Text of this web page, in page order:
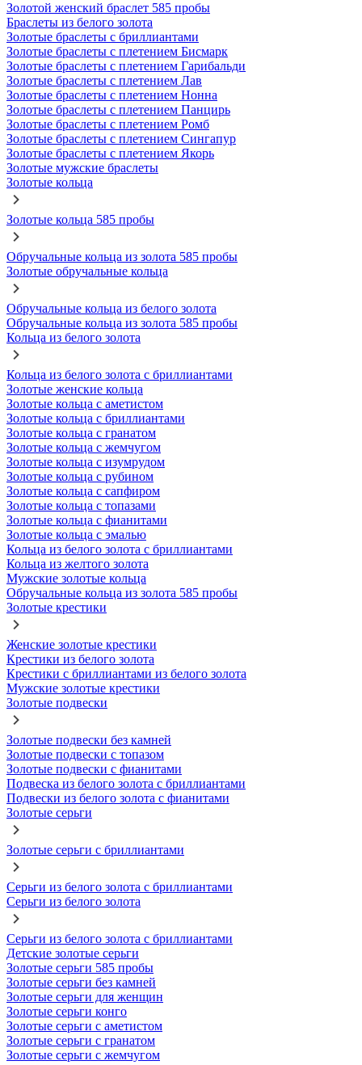
Золотой женский браслет 585 пробы
Браслеты из белого золота
Золотые браслеты с бриллиантами
Золотые браслеты с плетением Бисмарк
Золотые браслеты с плетением Гарибальди
Золотые браслеты с плетением Лав
Золотые браслеты с плетением Нонна
Золотые браслеты с плетением Панцирь
Золотые браслеты с плетением Ромб
Золотые браслеты с плетением Сингапур
Золотые браслеты с плетением Якорь
Золотые мужские браслеты
Золотые кольца
Золотые кольца 585 пробы
Обручальные кольца из золота 585 пробы
Золотые обручальные кольца
Обручальные кольца из белого золота
Обручальные кольца из золота 585 пробы
Кольца из белого золота
Кольца из белого золота с бриллиантами
Золотые женские кольца
Золотые кольца с аметистом
Золотые кольца с бриллиантами
Золотые кольца с гранатом
Золотые кольца с жемчугом
Золотые кольца с изумрудом
Золотые кольца с рубином
Золотые кольца с сапфиром
Золотые кольца с топазами
Золотые кольца с фианитами
Золотые кольца с эмалью
Кольца из белого золота с бриллиантами
Кольца из желтого золота
Мужские золотые кольца
Обручальные кольца из золота 585 пробы
Золотые крестики
Женские золотые крестики
Крестики из белого золота
Крестики с бриллиантами из белого золота
Мужские золотые крестики
Золотые подвески
Золотые подвески без камней
Золотые подвески с топазом
Золотые подвески с фианитами
Подвеска из белого золота с бриллиантами
Подвески из белого золота с фианитами
Золотые серьги
Золотые серьги с бриллиантами
Серьги из белого золота с бриллиантами
Серьги из белого золота
Серьги из белого золота с бриллиантами
Детские золотые серьги
Золотые серьги 585 пробы
Золотые серьги без камней
Золотые серьги для женщин
Золотые серьги конго
Золотые серьги с аметистом
Золотые серьги с гранатом
Золотые серьги с жемчугом